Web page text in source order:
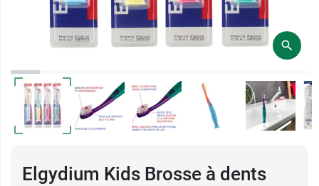
Elgydium Kids Brosse à dents